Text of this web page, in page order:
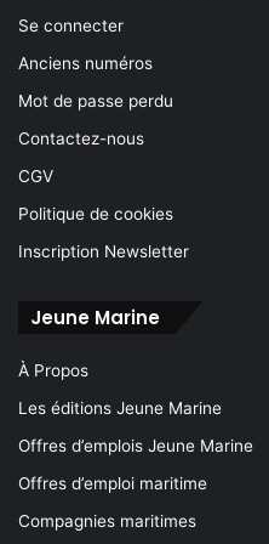
Se connecter
Anciens numéros
Mot de passe perdu
Contactez-nous
CGV
Politique de cookies
Inscription Newsletter
Jeune Marine
À Propos
Les éditions Jeune Marine
Offres d’emplois Jeune Marine
Offres d’emploi maritime
Compagnies maritimes